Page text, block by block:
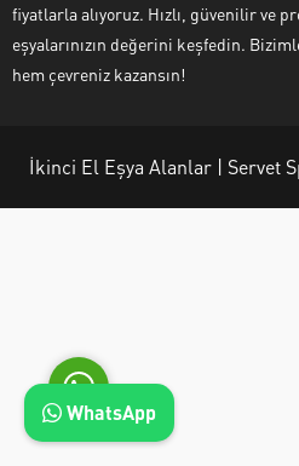
fiyatlarla alıyoruz. Hızlı, güvenilir ve
eşyalarınızın değerini keşfedin.
hem çevreniz kazansın!
İkinci El Eşya Alanlar | Servet
Ayşe Yılmaz
WhatsApp